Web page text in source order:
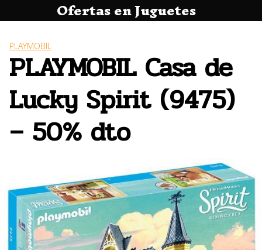
al
Ofertas en Juguetes
PLAYMOBIL
PLAYMOBIL Casa de
Lucky Spirit (9475)
– 50% dto